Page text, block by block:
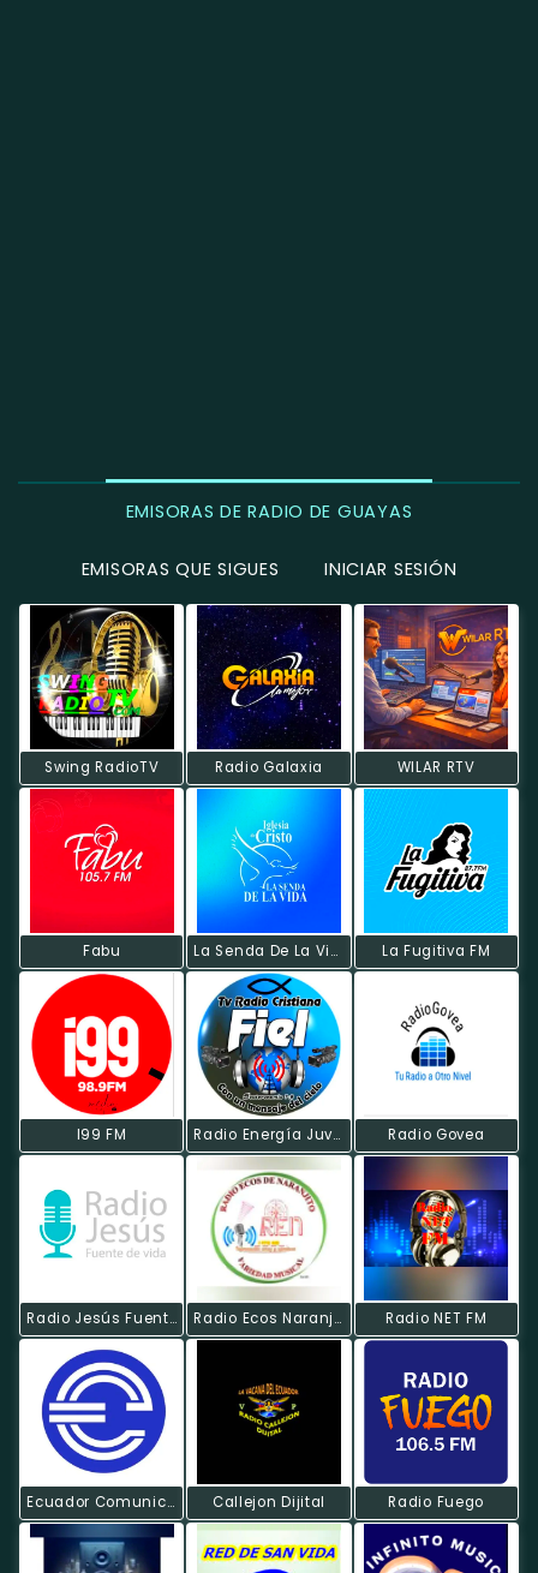
EMISORAS DE RADIO DE GUAYAS
EMISORAS QUE SIGUES INICIAR SESIÓN
Swing RadioTV Radio Galaxia WILAR RTV
Fabu La Senda De La Vida La Fugitiva FM
I99 FM Radio Energía Juvenil Radio Govea
Radio Jesús Fuente De Vida Radio Ecos Naranjito Radio NET FM
Ecuador Comunicación Radio Callejon Dijital Radio Fuego